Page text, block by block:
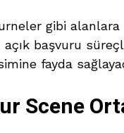
gibi alanlara
başvuru
fayda
Scene